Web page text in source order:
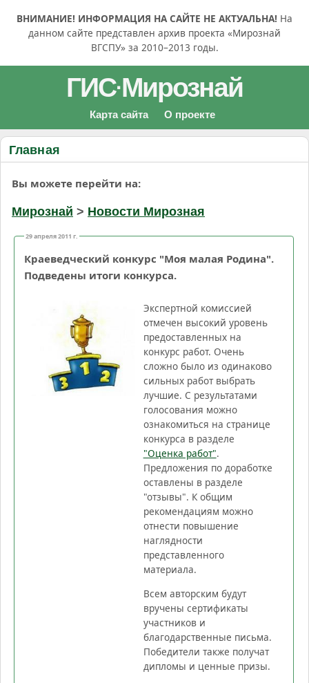
ВНИМАНИЕ! ИНФОРМАЦИЯ НА САЙТЕ НЕ АКТУАЛЬНА! На
данном сайте представлен архив проекта «Мирознай
ВГСПУ» за 2010–2013 годы.
ГИС·Мирознай
Карта сайта О проекте
Главная
Вы можете перейти на:
Мирознай > Новости Мирозная
29 апреля 2011 г.
Краеведческий конкурс "Моя малая Родина".
Подведены итоги конкурса.
Экспертной комиссией
отмечен высокий уровень
предоставленных на
конкурс работ. Очень
сложно было из одинаково
сильных работ выбрать
лучшие. С результатами
голосования можно
ознакомиться на странице
конкурса в разделе
"Оценка работ".
Предложения по доработке
оставлены в разделе
"отзывы". К общим
рекомендациям можно
отнести повышение
наглядности
представленного
материала.
Всем авторским будут
вручены сертификаты
участников и
благодарственные письма.
Победители также получат
дипломы и ценные призы.